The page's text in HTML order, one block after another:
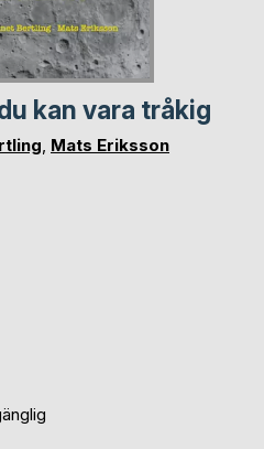
kan vara tråkig
Mats Eriksson